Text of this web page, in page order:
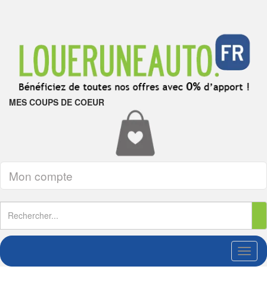
MES COUPS DE COEUR
Mon compte